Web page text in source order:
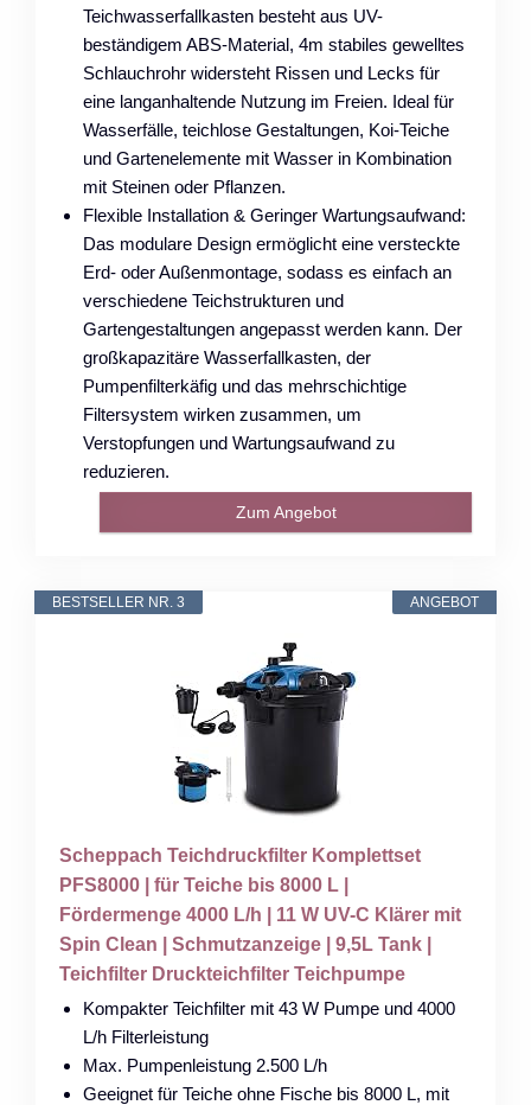
Teichwasserfallkasten besteht aus UV-
beständigem ABS-Material, 4m stabiles gewelltes
Schlauchrohr widersteht Rissen und Lecks für
eine langanhaltende Nutzung im Freien. Ideal für
Wasserfälle, teichlose Gestaltungen, Koi-Teiche
und Gartenelemente mit Wasser in Kombination
mit Steinen oder Pflanzen.
Flexible Installation & Geringer Wartungsaufwand:
Das modulare Design ermöglicht eine versteckte
Erd- oder Außenmontage, sodass es einfach an
verschiedene Teichstrukturen und
Gartengestaltungen angepasst werden kann. Der
großkapazitäre Wasserfallkasten, der
Pumpenfilterkäfig und das mehrschichtige
Filtersystem wirken zusammen, um
Verstopfungen und Wartungsaufwand zu
reduzieren.
Zum Angebot
ANGEBOT
BESTSELLER NR. 3
Scheppach Teichdruckfilter Komplettset
PFS8000 | für Teiche bis 8000 L |
Fördermenge 4000 L/h | 11 W UV-C Klärer mit
Spin Clean | Schmutzanzeige | 9,5L Tank |
Teichfilter Druckteichfilter Teichpumpe
Kompakter Teichfilter mit 43 W Pumpe und 4000
L/h Filterleistung
Max. Pumpenleistung 2.500 L/h
Geeignet für Teiche ohne Fische bis 8000 L, mit